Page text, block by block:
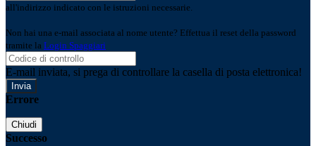
all'indirizzo indicato con le istruzioni necessarie.
Non hai una e-mail associata al nome utente? Effettua il reset della password
tramite la Login Spaggiari
E-mail inviata, si prega di controllare la casella di posta elettronica!
Errore
Chiudi
Successo